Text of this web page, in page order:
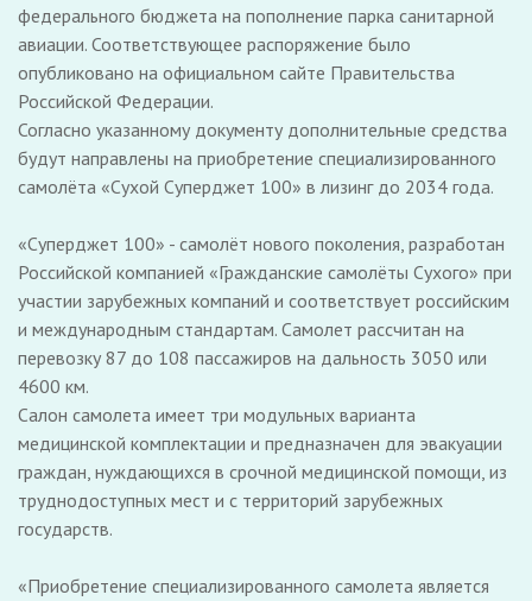
федерального бюджета на пополнение парка санитарной
авиации. Соответствующее распоряжение было
опубликовано на официальном сайте Правительства
Российской Федерации.
Согласно указанному документу дополнительные средства
будут направлены на приобретение специализированного
самолёта «Сухой Суперджет 100» в лизинг до 2034 года.
«Суперджет 100» - самолёт нового поколения, разработан
Российской компанией «Гражданские самолёты Сухого» при
участии зарубежных компаний и соответствует российским
и международным стандартам. Самолет рассчитан на
перевозку 87 до 108 пассажиров на дальность 3050 или
4600 км.
Салон самолета имеет три модульных варианта
медицинской комплектации и предназначен для эвакуации
граждан, нуждающихся в срочной медицинской помощи, из
труднодоступных мест и с территорий зарубежных
государств.
«Приобретение специализированного самолета является